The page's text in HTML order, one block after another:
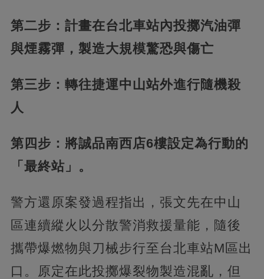
第二步：計畫在台北車站內投擲汽油彈
與煙霧彈，製造大規模驚恐與傷亡
第三步：轉往捷運中山站外進行隨機殺
人
第四步：將誠品南西店6樓設定為行動的
「最終站」。
警方還原案發過程指出，張文先在中山
區連續縱火以分散警消救援量能，隨後
攜帶爆燃物與刀械步行至台北車站M區出
口。原定在此投擲爆裂物製造混亂，但